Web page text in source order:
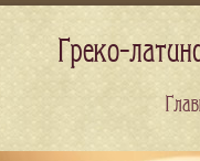
Греко-